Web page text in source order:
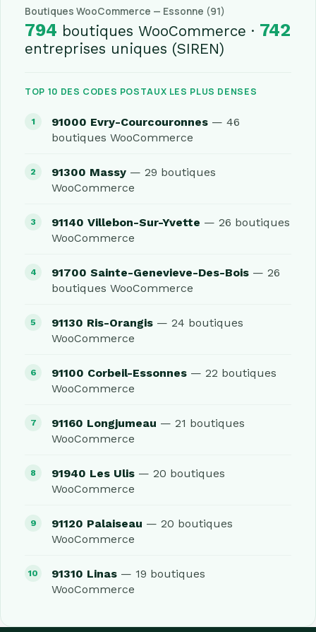
Boutiques WooCommerce — Essonne (91)
794 boutiques WooCommerce · 742
entreprises uniques (SIREN)
TOP 10 DES CODES POSTAUX LES PLUS DENSES
91000 Evry-Courcouronnes — 46
boutiques WooCommerce
91300 Massy — 29 boutiques
WooCommerce
91140 Villebon-Sur-Yvette — 26 boutiques
WooCommerce
91700 Sainte-Genevieve-Des-Bois — 26
boutiques WooCommerce
91130 Ris-Orangis — 24 boutiques
WooCommerce
91100 Corbeil-Essonnes — 22 boutiques
WooCommerce
91160 Longjumeau — 21 boutiques
WooCommerce
91940 Les Ulis — 20 boutiques
WooCommerce
91120 Palaiseau — 20 boutiques
WooCommerce
91310 Linas — 19 boutiques
WooCommerce